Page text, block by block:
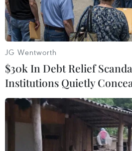
JG Wentworth
$30k In Debt Relief
Institutions Quietly